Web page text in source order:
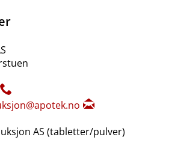
AS (tabletter​/​pulver)